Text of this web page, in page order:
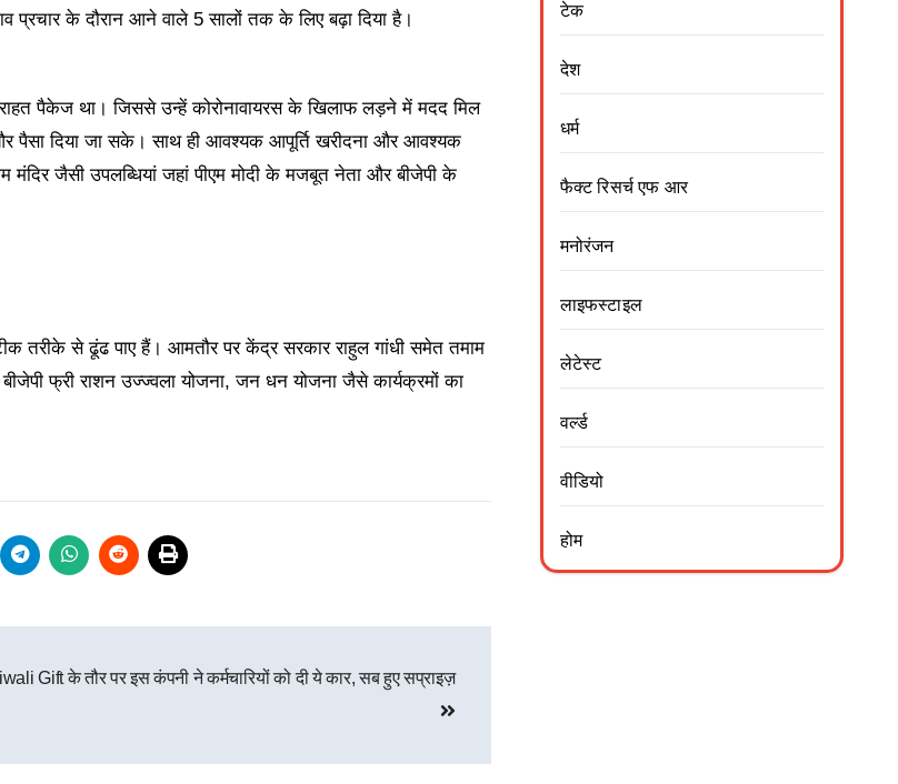
के दौरान आने वाले 5 सालों तक के लिए बढ़ा दिया है।
पैकेज था। जिससे उन्हें कोरोनावायरस के खिलाफ लड़ने में मदद मिल
पैसा दिया जा सके। साथ ही आवश्यक आपूर्ति खरीदना और आवश्यक
जैसी उपलब्धियां जहां पीएम मोदी के मजबूत नेता और बीजेपी के
तरीके से ढूंढ पाए हैं। आमतौर पर केंद्र सरकार राहुल गांधी समेत तमाम
फ्री राशन उज्ज्वला योजना, जन धन योजना जैसे कार्यक्रमों का
Gift के तौर पर इस कंपनी ने कर्मचारियों को दी ये कार, सब हुए सप्राइज़
टेक
देश
धर्म
फैक्ट रिसर्च एफ आर
मनोरंजन
लाइफस्टाइल
लेटेस्ट
वर्ल्ड
वीडियो
होम